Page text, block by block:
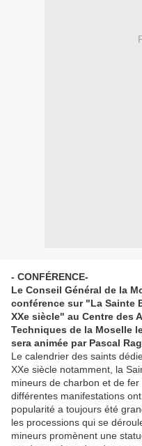
- CONFÉRENCE-
Le Conseil Général de la
conférence sur "La Sainte
XXe siècle" au Centre des
Techniques de la Moselle
sera animée par Pascal
Le calendrier des saints
XXe siècle notamment, la
mineurs de charbon et de
différentes manifestations
popularité a toujours été
les processions qui se
mineurs promènent une